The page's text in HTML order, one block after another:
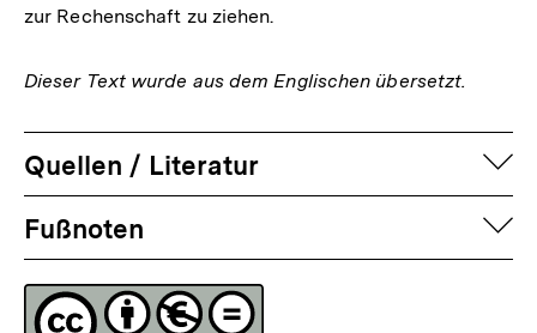
zur Rechenschaft zu ziehen.
Dieser Text wurde aus dem Englischen übersetzt.
Quellen / Literatur
Fussnoten
Fußnoten
Lizenz